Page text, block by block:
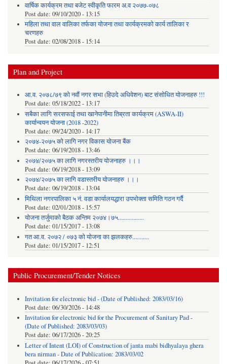
वार्षिक कार्यक्रम तथा बजेट स्वीकृति फारम अ.व २०७७-०७८
Post date: 09/10/2020 - 13:15
महिला तथा वाल वालिका तर्फका याेजना तथा कार्यक्रमकाे कार्य तालिका र
चरणहरु
Post date: 02/08/2018 - 15:14
Plan and Project
आ.व. २०७८/७९ को नवौं नगर सभा (हिउदे अधिवेशन) बाट संसोधित योजनाहरु !!!
Post date: 05/18/2022 - 13:17
सबैका लागि सरसफाई तथा खानेपानीमा तिब्रता कार्यक्रम (ASWA-II)
कार्यान्वयन योजना (2018 -2022)
Post date: 09/24/2020 - 14:17
२०७४-२०७५ को लागि नगर विकास योजना बैंक
Post date: 06/19/2018 - 13:46
२०७४/२०७५ का लागि नगरस्तरीय योजनाहरु ।।।
Post date: 06/19/2018 - 13:09
२०७४/२०७५ का लागि वडास्तरीय योजनाहरु ।।।
Post date: 06/19/2018 - 13:04
मिथिला नगरपालिका ५ नं. वडा कार्यालयद्धारा उपभोक्ता समिति गठन गर्दै
Post date: 02/01/2018 - 15:57
याेजना तर्जुमाकाे बैठक अन्तिम २०७४।७५.................
Post date: 01/15/2017 - 13:08
गत आ.व. २०७२ / ०७३ को योजना का झलकहरु...........
Post date: 01/15/2017 - 12:51
Public Procurement/Tender Notices
Invitation for electronic bid - (Date of Published: 2083/03/16)
Post date: 06/30/2026 - 14:48
Invitation for electronic bid for the Procurement of Sanitary Pad -
(Date of Published: 2083/03/03)
Post date: 06/17/2026 - 20:25
Letter of Intent (LOI) of Construction of janta mabi bidhyalaya ghera
bera nirman - Date of Publication: 2083/03/02